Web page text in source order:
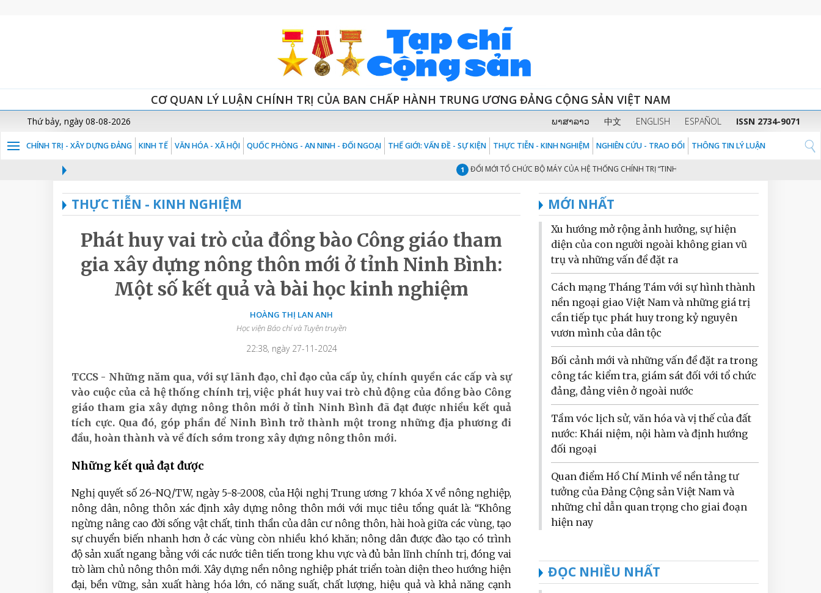
CƠ QUAN LÝ LUẬN CHÍNH TRỊ CỦA BAN CHẤP HÀNH TRUNG ƯƠNG ĐẢNG CỘNG SẢN VIỆT NAM
Thứ bảy, ngày 08-08-2026 ພາສາລາວ 中文 ENGLISH ESPAÑOL ISSN 2734-9071
CHÍNH TRỊ - XÂY DỰNG ĐẢNG KINH TẾ VĂN HÓA - XÃ HỘI QUỐC PHÒNG - AN NINH - ĐỐI NGOẠI THẾ GIỚI: VẤN ĐỀ - SỰ KIỆN THỰC TIỄN - KINH NGHIỆM NGHIÊN CỨU - TRAO ĐỔI THÔNG TIN LÝ LUẬN
ĐỔI MỚI TỔ CHỨC BỘ MÁY CỦA HỆ THỐNG CHÍNH TRỊ “TINH - GỌN - MẠNH - HIỆU NĂNG - HIỆU LỰC -
THỰC TIỄN - KINH NGHIỆM
Phát huy vai trò của đồng bào Công giáo tham
gia xây dựng nông thôn mới ở tỉnh Ninh Bình:
Một số kết quả và bài học kinh nghiệm
HOÀNG THỊ LAN ANH
Học viện Báo chí và Tuyên truyền
22:38, ngày 27-11-2024
TCCS - Những năm qua, với sự lãnh đạo, chỉ đạo của cấp ủy, chính quyền các cấp và sự
vào cuộc của cả hệ thống chính trị, việc phát huy vai trò chủ động của đồng bào Công
giáo tham gia xây dựng nông thôn mới ở tỉnh Ninh Bình đã đạt được nhiều kết quả
tích cực. Qua đó, góp phần để Ninh Bình trở thành một trong những địa phương đi
đầu, hoàn thành và về đích sớm trong xây dựng nông thôn mới.
Những kết quả đạt được
Nghị quyết số 26-NQ/TW, ngày 5-8-2008, của Hội nghị Trung ương 7 khóa X về nông nghiệp,
nông dân, nông thônxác định xây dựng nông thôn mới với mục tiêu tổng quát là: “Không
ngừng nâng cao đời sống vật chất, tinh thần của dân cư nông thôn, hài hoà giữa các vùng, tạo
sự chuyển biến nhanh hơn ở các vùng còn nhiều khó khăn; nông dân được đào tạo có trình
độ sản xuất ngang bằng với các nước tiên tiến trong khu vực và đủ bản lĩnh chính trị, đóng vai
trò làm chủ nông thôn mới. Xây dựng nền nông nghiệp phát triển toàn diện theo hướng hiện
đại, bền vững, sản xuất hàng hóa lớn, có năng suất, chất lượng, hiệu quả và khả năng cạnh
MỚI NHẤT
Xu hướng mở rộng ảnh hưởng, sự hiện
diện của con người ngoài không gian vũ
trụ và những vấn đề đặt ra
Cách mạng Tháng Tám với sự hình thành
nền ngoại giao Việt Nam và những giá trị
cần tiếp tục phát huy trong kỷ nguyên
vươn mình của dân tộc
Bối cảnh mới và những vấn đề đặt ra trong
công tác kiểm tra, giám sát đối với tổ chức
đảng, đảng viên ở ngoài nước
Tầm vóc lịch sử, văn hóa và vị thế của đất
nước: Khái niệm, nội hàm và định hướng
đối ngoại
Quan điểm Hồ Chí Minh về nền tảng tư
tưởng của Đảng Cộng sản Việt Nam và
những chỉ dẫn quan trọng cho giai đoạn
hiện nay
ĐỌC NHIỀU NHẤT